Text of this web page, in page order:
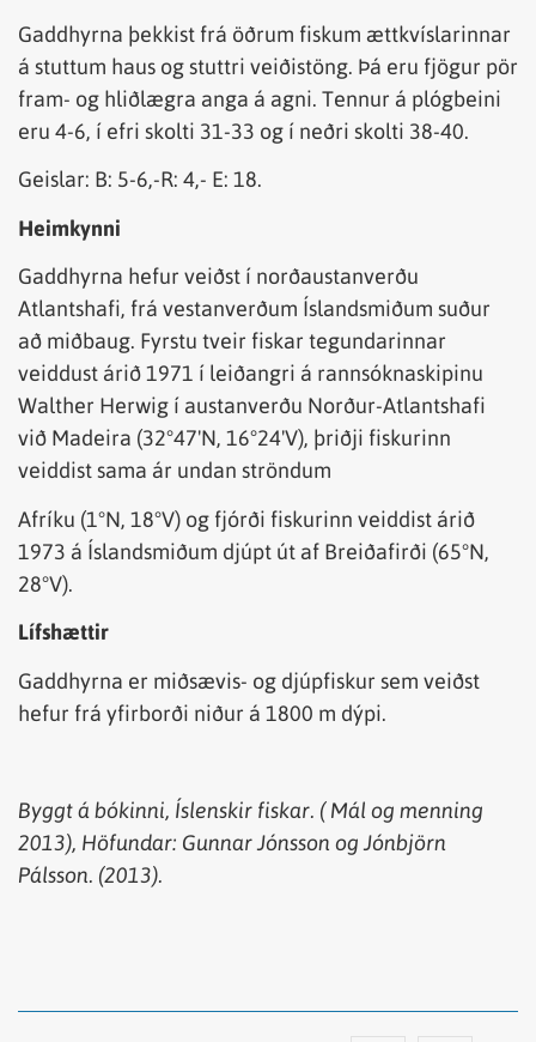
Gaddhyrna þekkist frá öðrum fiskum ættkvíslarinnar
á stuttum haus og stuttri veiðistöng. Þá eru fjögur pör
fram- og hliðlægra anga á agni. Tennur á plógbeini
eru 4-6, í efri skolti 31-33 og í neðri skolti 38-40.
Geislar: B: 5-6,-R: 4,- E: 18.
Heimkynni
Gaddhyrna hefur veiðst í norðaustanverðu
Atlantshafi, frá vestanverðum Íslandsmiðum suður
að miðbaug. Fyrstu tveir fiskar tegundarinnar
veiddust árið 1971 í leiðangri á rannsóknaskipinu
Walther Herwig í austanverðu Norður-Atlantshafi
við Madeira (32°47'N, 16°24'V), þriðji fiskurinn
veiddist sama ár undan ströndum
Afríku (1°N, 18°V) og fjórði fiskurinn veiddist árið
1973 á Íslandsmiðum djúpt út af Breiðafirði (65°N,
28°V).
Lífshættir
Gaddhyrna er miðsævis- og djúpfiskur sem veiðst
hefur frá yfirborði niður á 1800 m dýpi.
Byggtá bókinni, Íslenskir fiskar. (Mál og menning
2013), Höfundar: Gunnar Jónsson og Jónbjörn
Pálsson. (2013).